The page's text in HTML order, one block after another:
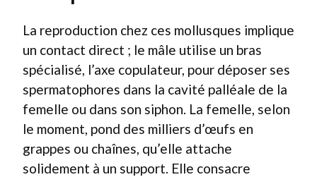
La reproduction chez ces mollusques implique
un contact direct ; le mâle utilise un bras
spécialisé, l’axe copulateur, pour déposer ses
spermatophores dans la cavité palléale de la
femelle ou dans son siphon. La femelle, selon
le moment, pond des milliers d’œufs en
grappes ou chaînes, qu’elle attache
solidement à un support. Elle consacre